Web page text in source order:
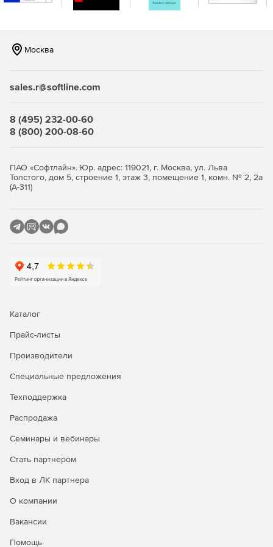
Возможна репликация и распределение копий между
защита от вирусов‑шифровальщиков на базе ИИ,
протокол BSP), парольная защита резервных копий и
Эффективное использование ресурсов и снижение
сеть и хранилища. Гибкие фильтры позволяют
исключать ненужные данные на уровне дисков, папок
эффективность.
универсальное восстановление на «голое железо»
или оборудование, отличное от оригинального,
отдельных объектов, а также автоматическое
Доступна уникальная технология восстановления
Централизованное управление и автоматизация.
администрирования (включая выделенную роль ИБ),
интеграция с отечественными и зарубежными
службами каталогов. Для специализированных задач
ИБ.Панель мониторинга, автоматизированная
генерация отчетов в разных форматах, детальный
данных. Поддержка SMTP‑оповещений, передача
Москва
sales.r@softline.com
8 (495) 232-00-60
8 (800) 200-08-60
ПАО «Софтлайн». Юр. адрес: 119021, г. Москва, ул. Льва
Толстого, дом 5, строение 1, этаж 3, помещение 1, комн. № 2, 2а
(А-311)
Каталог
Прайс-листы
Производители
Специальные предложения
Техподдержка
Распродажа
Семинары и вебинары
Стать партнером
Вход в ЛК партнера
О компании
Вакансии
Помощь